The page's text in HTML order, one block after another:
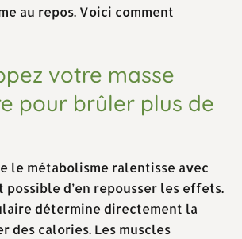
au repos. Voici comment
votre masse
pour brûler plus de
le métabolisme ralentisse avec
possible d’en repousser les effets.
détermine directement la
des calories. Les muscles